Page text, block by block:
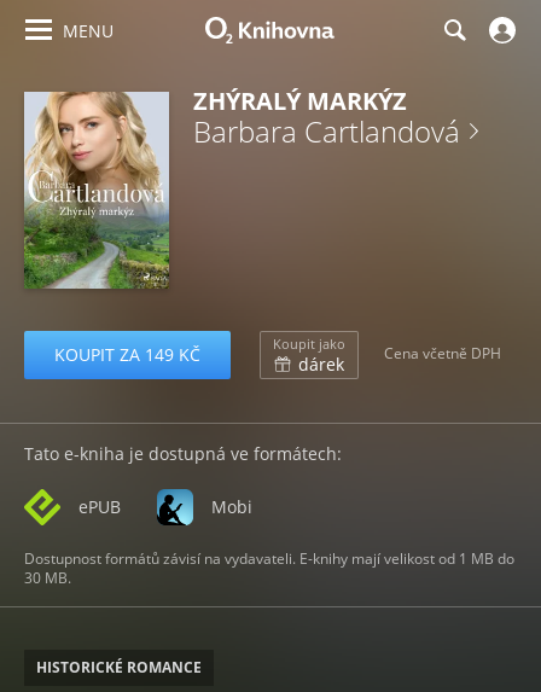
MENU
ZHÝRALÝ MARKÝZ
Barbara Cartlandová
KOUPIT ZA 149 KČ Koupit jako
dárek Cena včetně DPH
Tato e-kniha je dostupná ve formátech:
ePUB Mobi
Dostupnost formátů závisí na vydavateli. E-knihy mají velikost od 1 MB do
30 MB.
HISTORICKÉ ROMANCE